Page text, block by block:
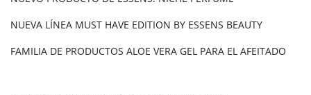
NUEVA LÍNEA MUST HAVE EDITION BY ESSENS BEAUTY
FAMILIA DE PRODUCTOS ALOE VERA GEL PARA EL AFEITADO